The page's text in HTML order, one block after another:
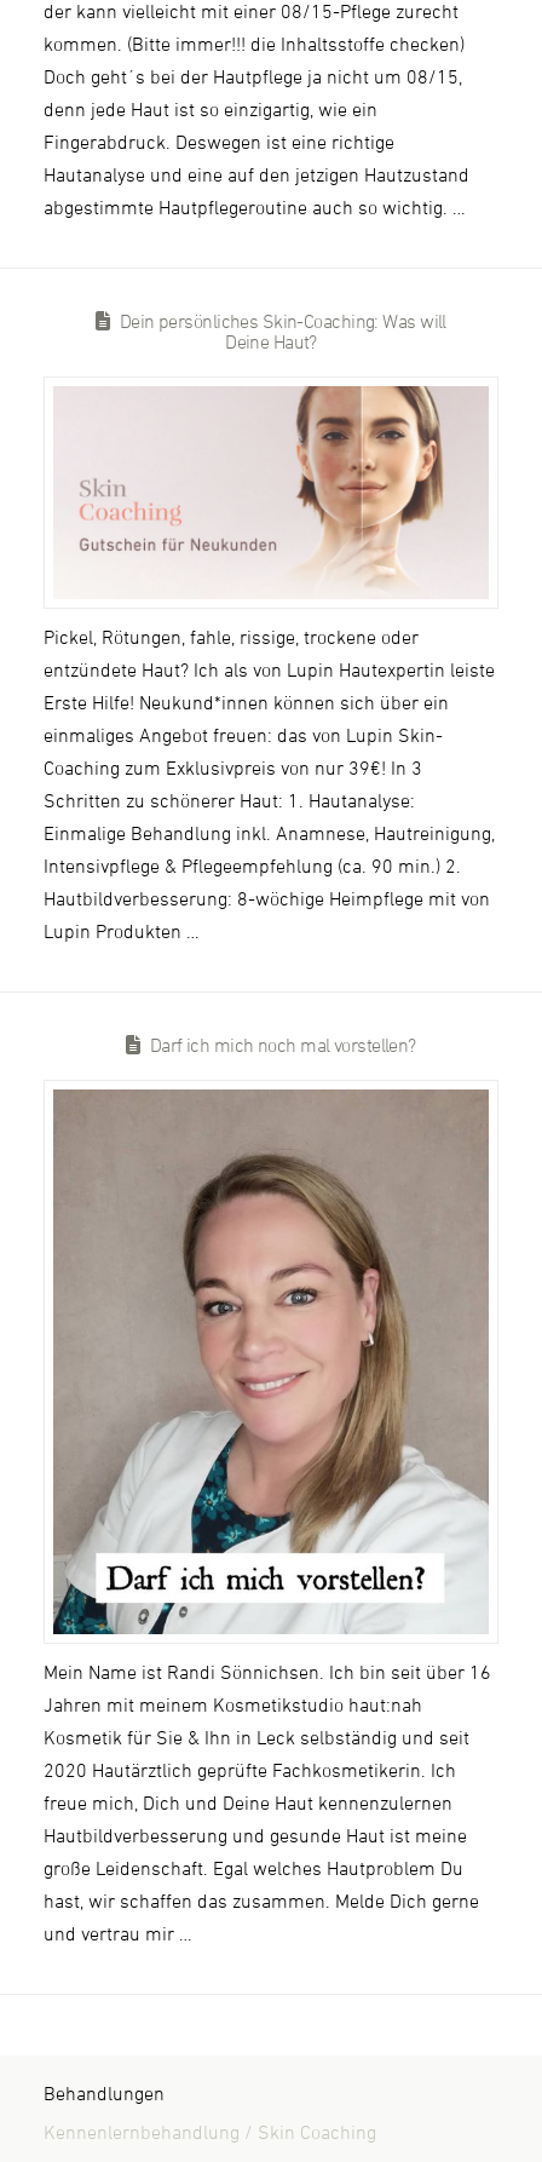
der kann vielleicht mit einer 08/15-Pflege zurecht
kommen. (Bitte immer!!! die Inhaltsstoffe checken)
Doch geht´s bei der Hautpflege ja nicht um 08/15,
denn jede Haut ist so einzigartig, wie ein
Fingerabdruck. Deswegen ist eine richtige
Hautanalyse und eine auf den jetzigen Hautzustand
abgestimmte Hautpflegeroutine auch so wichtig. …
Dein persönliches Skin-Coaching: Was will
Deine Haut?
Pickel, Rötungen, fahle, rissige, trockene oder
entzündete Haut? Ich als von Lupin Hautexpertin leiste
Erste Hilfe! Neukund*innen können sich über ein
einmaliges Angebot freuen: das von Lupin Skin-
Coaching zum Exklusivpreis von nur 39€! In 3
Schritten zu schönerer Haut: 1. Hautanalyse:
Einmalige Behandlung inkl. Anamnese, Hautreinigung,
Intensivpflege & Pflegeempfehlung (ca. 90 min.) 2.
Hautbildverbesserung: 8-wöchige Heimpflege mit von
Lupin Produkten …
Darf ich mich noch mal vorstellen?
Mein Name ist Randi Sönnichsen. Ich bin seit über 16
Jahren mit meinem Kosmetikstudio haut:nah
Kosmetik für Sie & Ihn in Leck selbständig und seit
2020 Hautärztlich geprüfte Fachkosmetikerin. Ich
freue mich, Dich und Deine Haut kennenzulernen
Hautbildverbesserung und gesunde Haut ist meine
große Leidenschaft. Egal welches Hautproblem Du
hast, wir schaffen das zusammen. Melde Dich gerne
und vertrau mir …
Behandlungen
Kennenlernbehandlung / Skin Coaching